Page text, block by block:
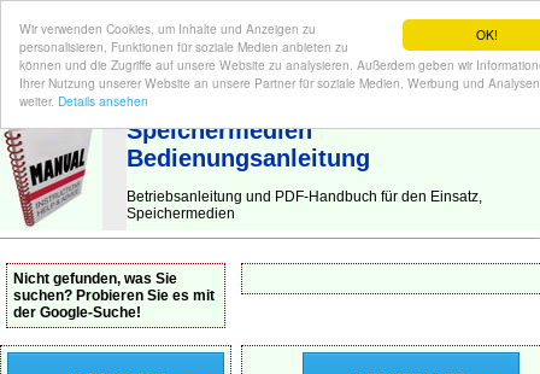
OK!
Wir verwenden Cookies, um Inhalte und Anzeigen zu
personalisieren, Funktionen für soziale Medien anbieten zu
können und die Zugriffe auf unsere Website zu analysieren. Außerdem geben wir
Ihrer Nutzung unserer Website an unsere Partner für soziale Medien, Werbung und Analysen
weiter. Details ansehen
BEDIENUNGSANLEITUNG | Hier finden Sie die deutsche Anleitung!
Speichermedien
Bedienungsanleitung
Betriebsanleitung und PDF-Handbuch für den Einsatz,
Speichermedien
Nicht gefunden, was Sie
suchen? Probieren Sie es mit
der Google-Suche!